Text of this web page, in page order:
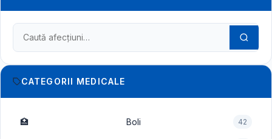
Caută în dicționarul medical
CATEGORII MEDICALE
🏥 Boli 42